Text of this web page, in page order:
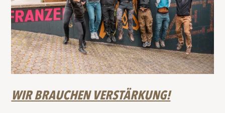
WIR BRAUCHEN VERSTÄRKUNG!